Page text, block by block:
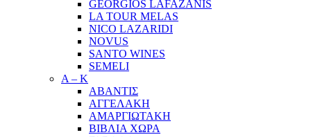
GEORGIOS LAFAZANIS
LA TOUR MELAS
NICO LAZARIDI
NOVUS
SANTO WINES
SEMELI
Α – Κ
ΑΒΑΝΤΙΣ
ΑΓΓΕΛΑΚΗ
ΑΜΑΡΓΙΩΤΑΚΗ
ΒΙΒΛΙΑ ΧΩΡΑ